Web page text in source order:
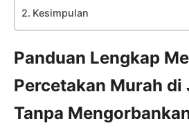
Kesimpulan
Panduan Lengkap
Percetakan Murah di
Tanpa